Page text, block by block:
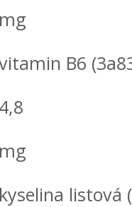
mg
B6
4,8
mg
kyselina listová